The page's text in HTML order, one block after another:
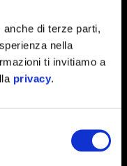
di terze parti,
nella
ti invitiamo a
privacy.